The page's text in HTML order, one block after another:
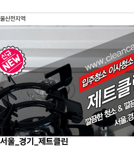
울산전지역
서울_경기_제트클린